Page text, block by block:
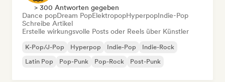
> 300 Antworten gegeben
Dance popDream PopElektropopHyperpopIndie-Pop
Schreibe Artikel
Erstelle wirkungsvolle Posts oder Reels über Künstler
K-Pop/J-Pop Hyperpop Indie-Pop
Indie-Rock
Latin Pop
Pop-Punk Pop-Rock Post-Punk